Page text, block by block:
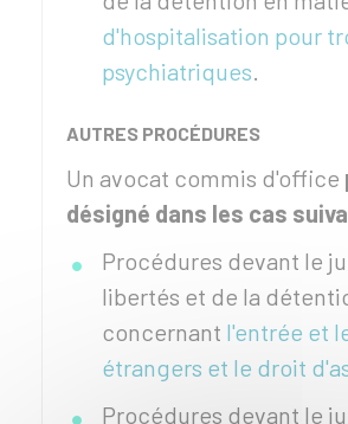
d'hospitalisation pour
psychiatriques.
AUTRES PROCÉDURES
Un avocat commis d'office
désigné dans les cas
Procédures devant le
libertés et de la
concernant l'entrée et
étrangers et le droit
Procédures devant le